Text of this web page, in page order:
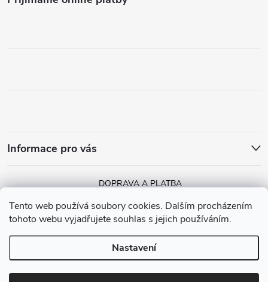
Tento web používá soubory cookies. Dalším procházením
tohoto webu vyjadřujete souhlas s jejich používáním.
Nastavení
Informace pro vás
DOPRAVA A PLATBA